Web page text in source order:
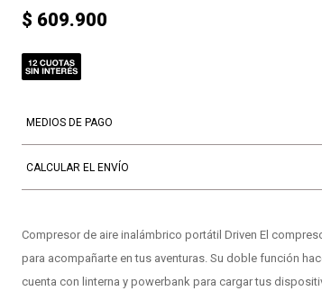
$ 609.900
MEDIOS DE PAGO
CALCULAR EL ENVÍO
Compresor de aire inalámbrico portátil Driven El
para acompañarte en tus aventuras. Su doble función
cuenta con linterna y powerbank para cargar tus